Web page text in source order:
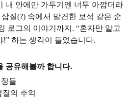
내 안에만 가두기엔 너무 아깝더라
질(?) 속에서 발견한 보석 같은 순
로그의 이야기까지. “혼자만 알고
하는 생각이 들었습니다.
공유해볼까 합니다.
들
질의 추억